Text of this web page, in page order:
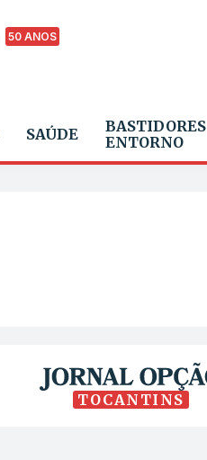
50 ANOS
SAÚDE
BASTIDORES
ENTORNO
TOCANTINS